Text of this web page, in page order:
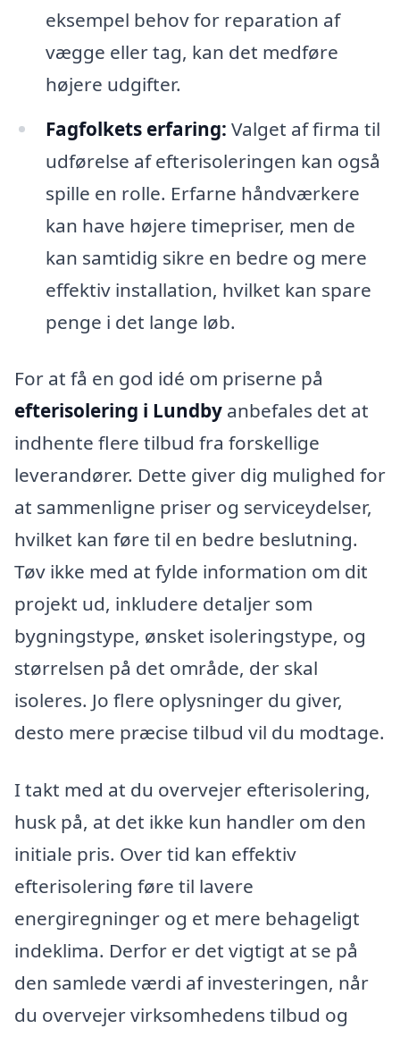
eksempel behov for reparation af
vægge eller tag, kan det medføre
højere udgifter.
Fagfolkets erfaring: Valget af firma til
udførelse af efterisoleringen kan også
spille en rolle. Erfarne håndværkere
kan have højere timepriser, men de
kan samtidig sikre en bedre og mere
effektiv installation, hvilket kan spare
penge i det lange løb.
For at få en god idé om priserne på
efterisolering i Lundby anbefales det at
indhente flere tilbud fra forskellige
leverandører. Dette giver dig mulighed for
at sammenligne priser og serviceydelser,
hvilket kan føre til en bedre beslutning.
Tøv ikke med at fylde information om dit
projekt ud, inkludere detaljer som
bygningstype, ønsket isoleringstype, og
størrelsen på det område, der skal
isoleres. Jo flere oplysninger du giver,
desto mere præcise tilbud vil du modtage.
I takt med at du overvejer efterisolering,
husk på, at det ikke kun handler om den
initiale pris. Over tid kan effektiv
efterisolering føre til lavere
energiregninger og et mere behageligt
indeklima. Derfor er det vigtigt at se på
den samlede værdi af investeringen, når
du overvejer virksomhedens tilbud og